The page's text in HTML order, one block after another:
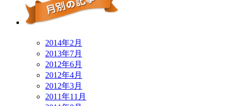
2014年2月
2013年7月
2012年6月
2012年4月
2012年3月
2011年11月